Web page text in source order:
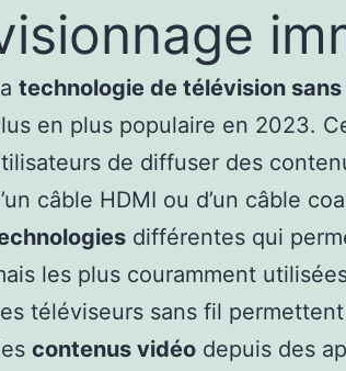
technologie de télévision
en plus populaire en 2023.
de diffuser des
câble HDMI ou d’un câble
différentes qui
les plus couramment
téléviseurs sans fil
contenus vidéo depuis des